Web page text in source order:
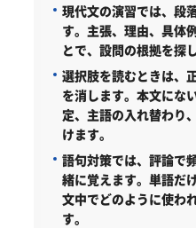
現代文の演習では、段
す。主張、理由、具体
とで、設問の根拠を探
選択肢を読むときは、
を消します。本文にな
定、主語の入れ替わり
けます。
語句対策では、評論で
緒に覚えます。単語だ
文中でどのように使わ
す。